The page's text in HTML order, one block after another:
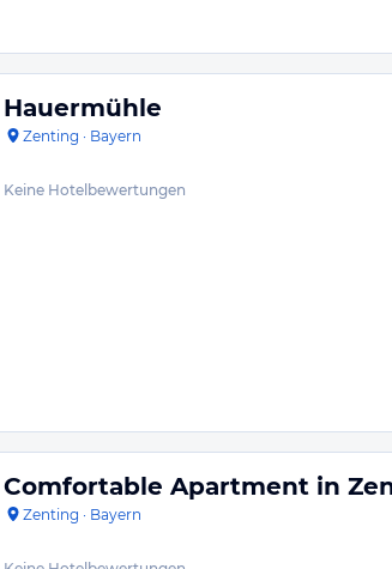
Hauermühle
Zenting · Bayern
Keine Hotelbewertungen
Comfortable Apartment in
Zenting · Bayern